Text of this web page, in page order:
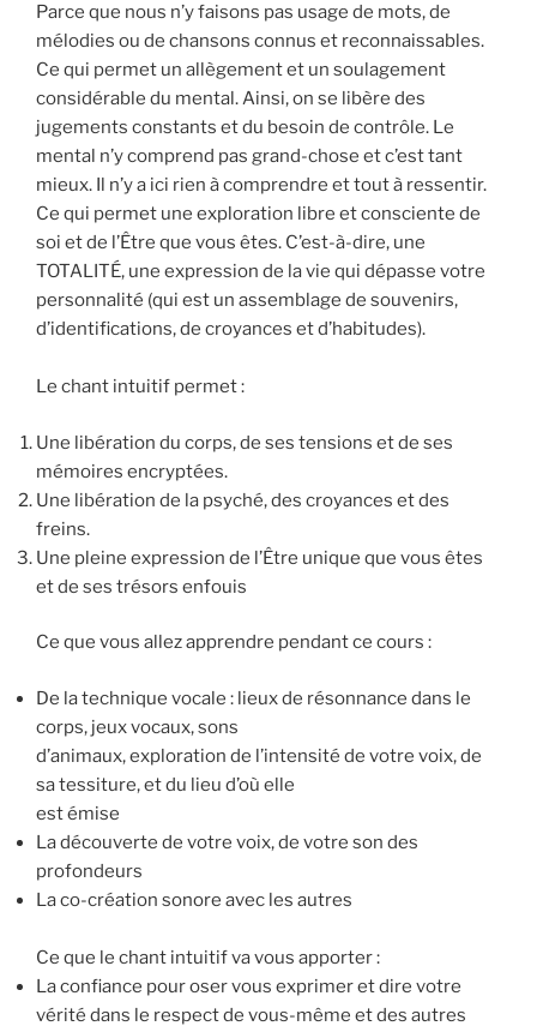
Parce que nous n’y faisons pas usage de mots, de
mélodies ou de chansons connus et reconnaissables.
Ce qui permet un allègement et un soulagement
considérable du mental. Ainsi, on se libère des
jugements constants et du besoin de contrôle. Le
mental n’y comprend pas grand-chose et c’est tant
mieux. Il n’y a ici rien à comprendre et tout à ressentir.
Ce qui permet une exploration libre et consciente de
soi et de l’Être que vous êtes. C’est-à-dire, une
TOTALITÉ, une expression de la vie qui dépasse votre
personnalité (qui est un assemblage de souvenirs,
d’identifications, de croyances et d’habitudes).
Le chant intuitif permet :
Une libération du corps, de ses tensions et de ses
mémoires encryptées.
Une libération de la psyché, des croyances et des
freins.
Une pleine expression de l’Être unique que vous êtes
et de ses trésors enfouis
Ce que vous allez apprendre pendant ce cours :
De la technique vocale : lieux de résonnance dans le
corps, jeux vocaux, sons
d’animaux, exploration de l’intensité de votre voix, de
sa tessiture, et du lieu d’où elle
est émise
La découverte de votre voix, de votre son des
profondeurs
La co-création sonore avec les autres
Ce que le chant intuitif va vous apporter :
La confiance pour oser vous exprimer et dire votre
vérité dans le respect de vous-même et des autres